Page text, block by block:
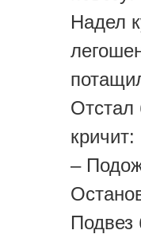
Надел
Отстал
кричит:
–
Подвез